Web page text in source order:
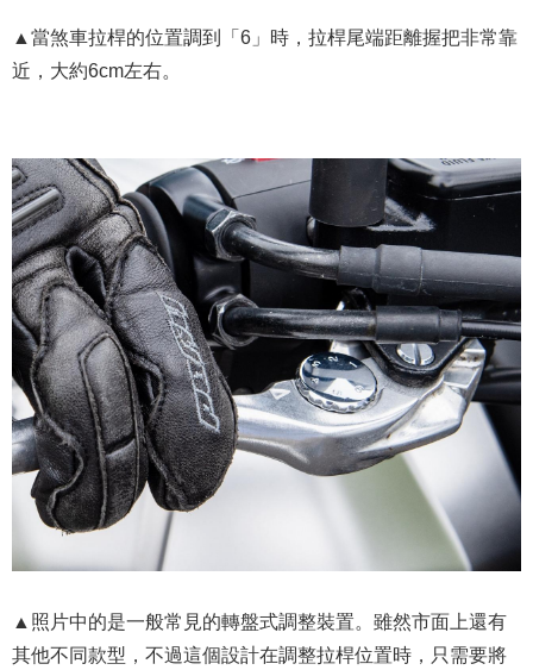
▲當煞車拉桿的位置調到「6」時，拉桿尾端距離握把非常靠
近，大約6cm左右。
▲照片中的是一般常見的轉盤式調整裝置。雖然市面上還有
其他不同款型，不過這個設計在調整拉桿位置時，只需要將